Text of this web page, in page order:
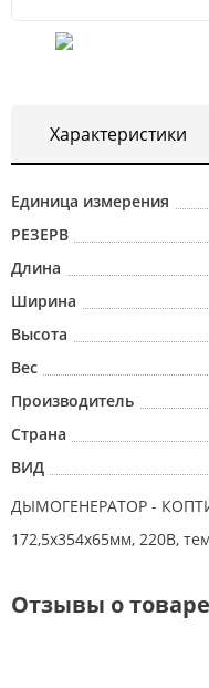
Характеристики
Единица измерения
РЕЗЕРВ
Длина
Ширина
Высота
Вес
Производитель
Страна
ВИД
ДЫМОГЕНЕРАТОР -
172,5х354х65мм, 220В,
Отзывы о